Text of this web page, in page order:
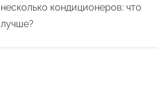
несколько кондиционеров: что
лучше?